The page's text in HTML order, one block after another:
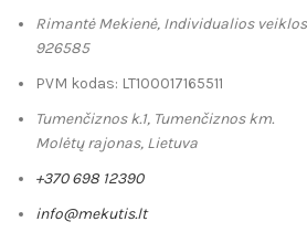
Rimantė Mekienė, Individualios
926585
PVM kodas: LT100017165511
Tumenčiznos k.1, Tumenčiznos km.
Molėtų rajonas, Lietuva
+370 698 12390
info@mekutis.lt